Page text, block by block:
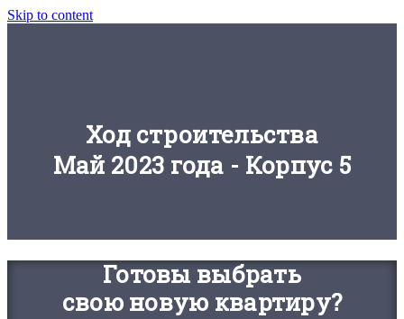
Skip to content
Ход строительства
Май 2023 года - Корпус 5
Готовы выбрать
свою новую квартиру?